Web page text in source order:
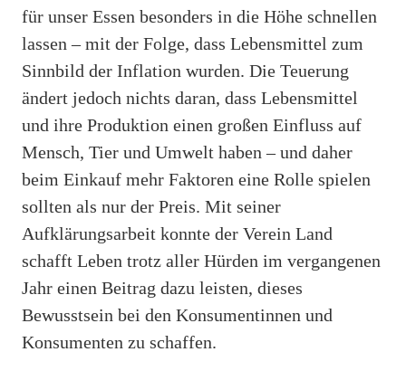
für unser Essen besonders in die Höhe schnellen
lassen – mit der Folge, dass Lebensmittel zum
Sinnbild der Inflation wurden. Die Teuerung
ändert jedoch nichts daran, dass Lebensmittel
und ihre Produktion einen großen Einfluss auf
Mensch, Tier und Umwelt haben – und daher
beim Einkauf mehr Faktoren eine Rolle spielen
sollten als nur der Preis. Mit seiner
Aufklärungsarbeit konnte der Verein Land
schafft Leben trotz aller Hürden im vergangenen
Jahr einen Beitrag dazu leisten, dieses
Bewusstsein bei den Konsumentinnen und
Konsumenten zu schaffen.